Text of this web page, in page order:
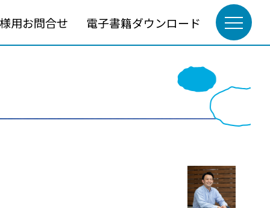
用お問合せ 電子書籍ダウンロード